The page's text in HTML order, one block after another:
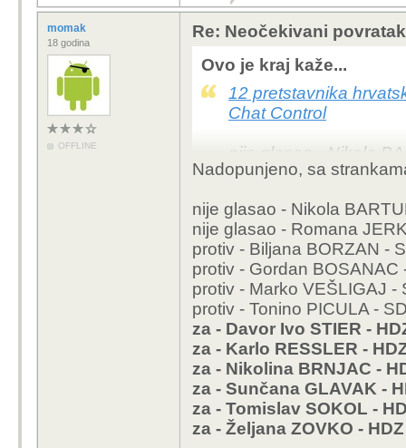
momak
18 godina
OFFLINE
Re: Neočekivani
Ovo je kraj kaže...
12 pretstavnika
Chat Control
nije glasao - Nikola
nije glasao - Romana
protiv - Gordan
protiv - Marko
protiv - Tonino PICULA
za - Davor Ivo STIER
za - Karlo RESSLER
za - Nikolina BRNJAC
za - Sunčana GLAVAK
za - Tomislav SOKOL
za - Željana ZOVKO
Nadopunjeno, sa
nije glasao - Nikola
nije glasao - Romana
protiv - Biljana BORZAN -
protiv - Gordan BOSANAC
protiv - Marko VEŠLIGAJ -
protiv - Tonino PICULA -
za - Davor Ivo STIER -
za - Karlo RESSLER -
za - Nikolina BRNJAC -
za - Sunčana GLAVAK -
za - Tomislav SOKOL -
za - Željana ZOVKO - HDZ